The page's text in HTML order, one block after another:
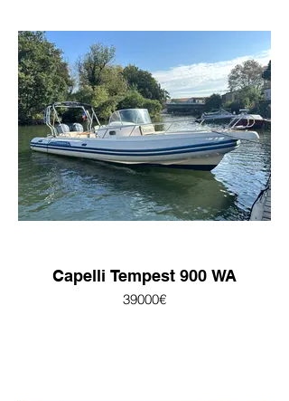
Capelli Tempest 900 WA
39000€